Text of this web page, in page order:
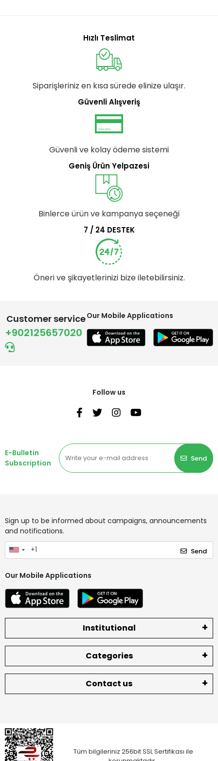
Hızlı Teslimat
Siparişleriniz en kısa sürede elinize ulaşır.
Güvenli Alışveriş
Güvenli ve kolay ödeme sistemi
Geniş Ürün Yelpazesi
Binlerce ürün ve kampanya seçeneği
7 / 24 DESTEK
Öneri ve şikayetlerinizi bize iletebilirsiniz.
Customer service
+902125657020
Our Mobile Applications
Follow us
E-Bulletin
Subscription
Send
Sign up to be informed about campaigns, announcements
and notifications.
Send
Our Mobile Applications
Institutional
Categories
Contact us
Tüm bilgileriniz 256bit SSL Sertifikası ile